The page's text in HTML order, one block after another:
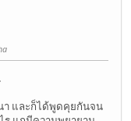
า และก็ได้พูดคุยกันจน